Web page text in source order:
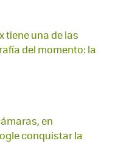
tiene una de las
del momento: la
en
conquistar la